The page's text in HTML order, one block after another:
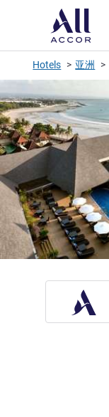
Hotels 亚洲